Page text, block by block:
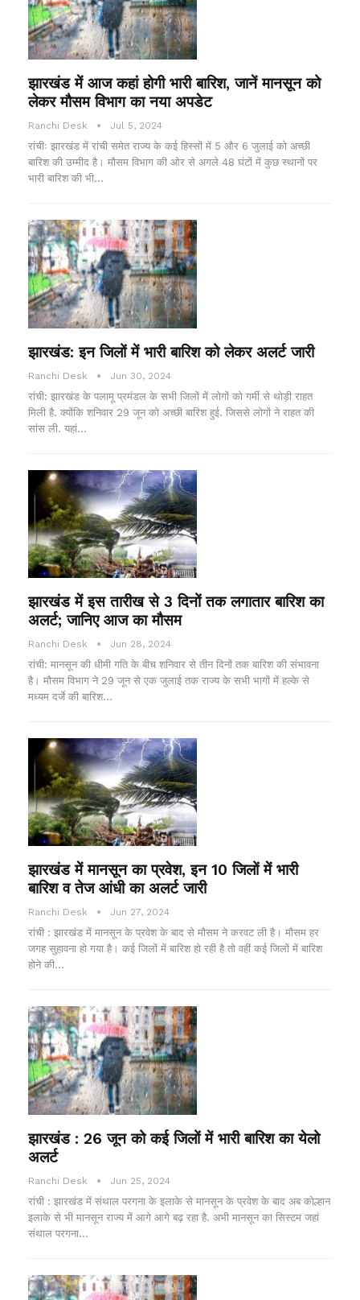
झारखंड में आज कहां होगी भारी बारिश, जानें मानसून को
लेकर मौसम विभाग का नया अपडेट
Ranchi Desk Jul 5, 2024
रांचीः झारखंड में रांची समेत राज्य के कई हिस्सों में 5 और 6 जुलाई को अच्छी
बारिश की उम्मीद है। मौसम विभाग की ओर से अगले 48 घंटों में कुछ स्थानों पर
भारी बारिश की भी…
झारखंड: इन जिलों में भारी बारिश को लेकर अलर्ट जारी
Ranchi Desk Jun 30, 2024
रांची: झारखंड के पलामू प्रमंडल के सभी जिलों में लोगों को गर्मी से थोड़ी राहत
मिली है. क्योंकि शनिवार 29 जून को अच्छी बारिश हुई. जिससे लोगों ने राहत की
सांस ली. यहां…
झारखंड में इस तारीख से 3 दिनों तक लगातार बारिश का
अलर्ट; जानिए आज का मौसम
Ranchi Desk Jun 28, 2024
रांची: मानसून की धीमी गति के बीच शनिवार से तीन दिनों तक बारिश की संभावना
है। मौसम विभाग ने 29 जून से एक जुलाई तक राज्य के सभी भागों में हल्के से
मध्यम दर्जे की बारिश…
झारखंड में मानसून का प्रवेश, इन 10 जिलों में भारी
बारिश व तेज आंधी का अलर्ट जारी
Ranchi Desk Jun 27, 2024
रांची : झारखंड में मानसून के प्रवेश के बाद से मौसम ने करवट ली है। मौसम हर
जगह सुहावना हो गया है। कई जिलों में बारिश हो रही है तो वहीं कई जिलों में बारिश
होने की…
झारखंड : 26 जून को कई जिलों में भारी बारिश का येलो
अलर्ट
Ranchi Desk Jun 25, 2024
रांची : झारखंड में संथाल परगना के इलाके से मानसून के प्रवेश के बाद अब कोल्हान
इलाके से भी मानसून राज्य में आगे आगे बढ़ रहा है. अभी मानसून का सिस्टम जहां
संथाल परगना…